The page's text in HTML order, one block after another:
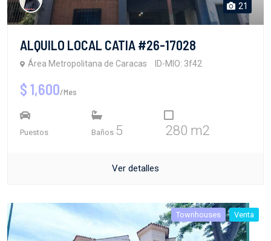
21
ALQUILO LOCAL CATIA #26-17028
Área Metropolitana de Caracas ID-MIO: 3f42
$ 1,600/Mes
Puestos Baños 5 280 m2
Ver detalles
Townhouses Venta